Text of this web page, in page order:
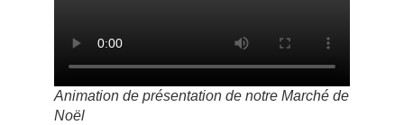
Animation de présentation de notre Marché de
Noël